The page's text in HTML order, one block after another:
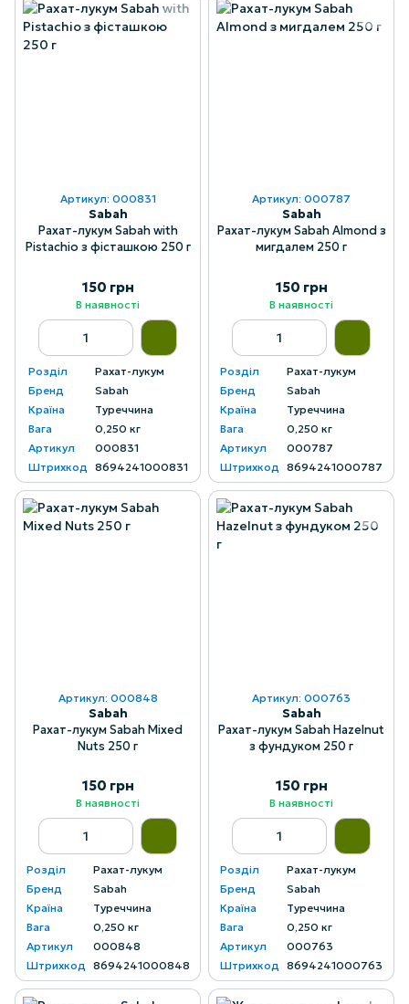
Артикул: 000831
Sabah
Рахат-лукум Sabah with
Pistachio з фісташкою 250 г
150 грн
В наявності
Розділ
Рахат-лукум
Бренд
Sabah
Країна
Туреччина
Вага
0,250 кг
Артикул
000831
Штрихкод 8694241000831
Артикул: 000787
Sabah
Рахат-лукум Sabah Almond з
мигдалем 250 г
150 грн
В наявності
Розділ
Рахат-лукум
Бренд
Sabah
Країна
Туреччина
Вага
0,250 кг
Артикул
000787
Штрихкод 8694241000787
Артикул: 000848
Sabah
Рахат-лукум Sabah Mixed
Nuts 250 г
150 грн
В наявності
Розділ
Рахат-лукум
Бренд
Sabah
Країна
Туреччина
Вага
0,250 кг
Артикул
000848
Штрихкод 8694241000848
Артикул: 000763
Sabah
Рахат-лукум Sabah Hazelnut
з фундуком 250 г
150 грн
В наявності
Розділ
Рахат-лукум
Бренд
Sabah
Країна
Туреччина
Вага
0,250 кг
Артикул
000763
Штрихкод 8694241000763